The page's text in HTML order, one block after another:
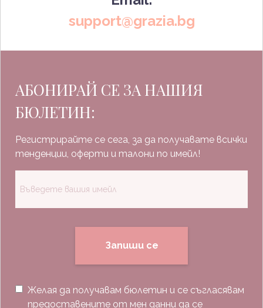
support@grazia.bg
АБОНИРАЙ СЕ ЗА НАШИЯ
БЮЛЕТИН:
Регистрирайте се сега, за да получавате всички
тенденции, оферти и талони по имейл!
Запиши се
Желая да получавам бюлетин и се съгласявам
предоставените от мен данни да се